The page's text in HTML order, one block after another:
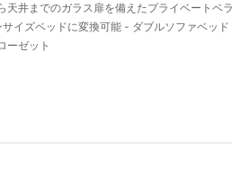
天井までのガラス扉を備えたプライベートベ
イズベッドに変換可能 - ダブルソファベッド
ーゼット